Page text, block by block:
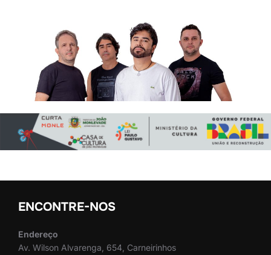
ENCONTRE-NOS
Endereço
Av. Wilson Alvarenga, 654, Carneirinhos